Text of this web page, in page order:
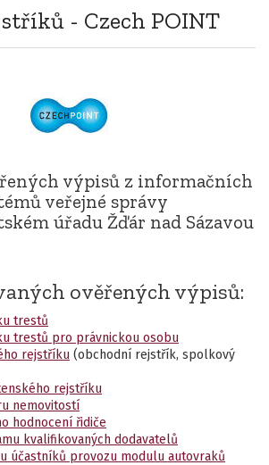
- Czech POINT
výpisů z informačních
veřejné správy
úřadu Žďár nad Sázavou
ověřených výpisů:
trestů
trestů pro právnickou osobu
rejstříku (obchodní rejstřík, spolkový
rejstříku
nemovitostí
hodnocení řidiče
kvalifikovaných dodavatelů
účastníků provozu modulu autovraků